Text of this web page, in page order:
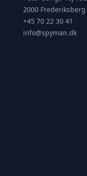
2000 Frederiksberg
+45 70 22 30 41
info@spyman.dk